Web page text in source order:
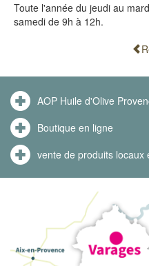
Toute l'année du jeudi au
samedi de 9h à 12h.
AOP Huile d'Olive
Boutique en ligne
vente de produits locaux